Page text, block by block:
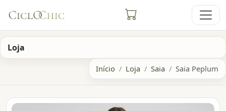
Loja
Início Loja Saia Saia Peplum